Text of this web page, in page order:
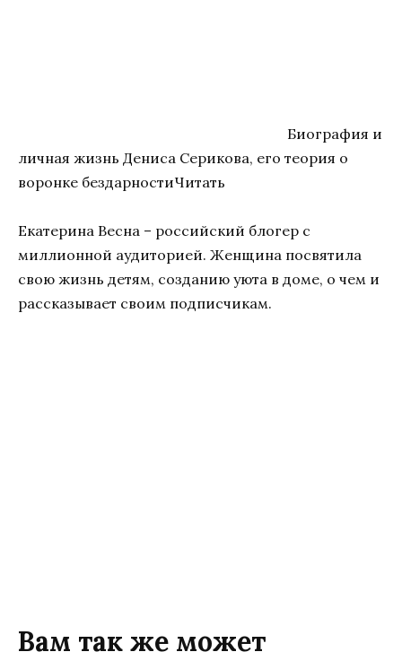
Биография и
личная жизнь Дениса Серикова, его теория о
воронке бездарностиЧитать
Екатерина Весна – российский блогер с
миллионной аудиторией. Женщина посвятила
свою жизнь детям, созданию уюта в доме, о чем и
рассказывает своим подписчикам.
Вам так же может